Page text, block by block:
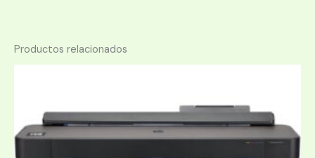
Productos relacionados